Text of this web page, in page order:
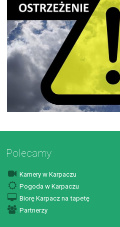
Polecamy
Kamery w Karpaczu
Pogoda w Karpaczu
Biorę Karpacz na tapetę
Partnerzy